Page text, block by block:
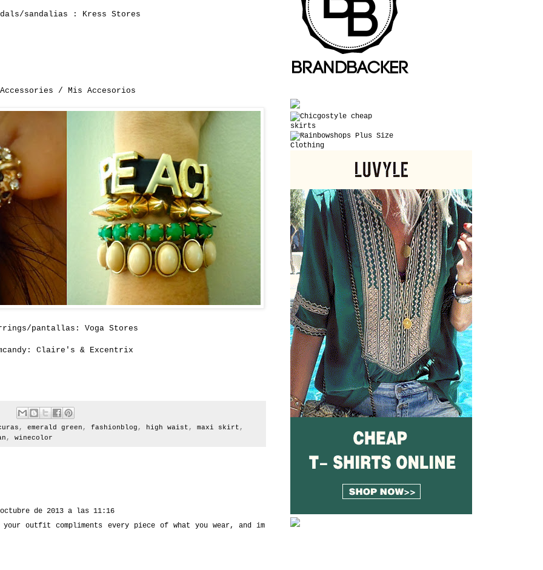
sandalias : Kress Stores
Accessories / Mis Accesorios
pantallas: Voga Stores
Claire's & Excentrix
, emerald green, fashionblog, high waist, maxi skirt,
, winecolor
de 2013 a las 11:16
outfit compliments every piece of what you wear, and im